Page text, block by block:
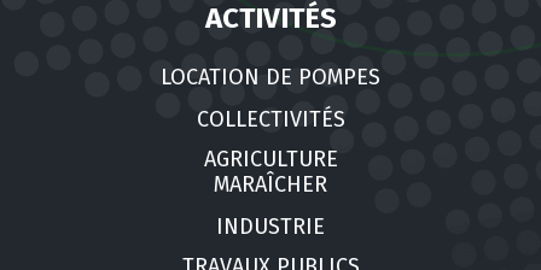
ACTIVITÉS
LOCATION DE POMPES
COLLECTIVITÉS
AGRICULTURE
MARAÎCHER
INDUSTRIE